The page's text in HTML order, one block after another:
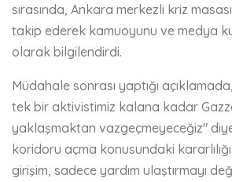
sırasında, Ankara merkezli kriz
takip ederek kamuoyunu ve medya
olarak bilgilendirdi.
Müdahale sonrası yaptığı
tek bir aktivistimiz kalana kadar
yaklaşmaktan vazgeçmeyeceğiz"
koridoru açma konusundaki
girişim, sadece yardım ulaştırmayı